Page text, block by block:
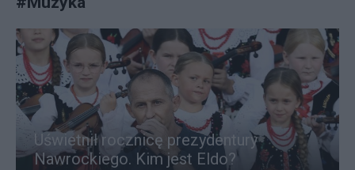
Uświetnił rocznicę prezydentury
Nawrockiego. Kim jest Eldo?